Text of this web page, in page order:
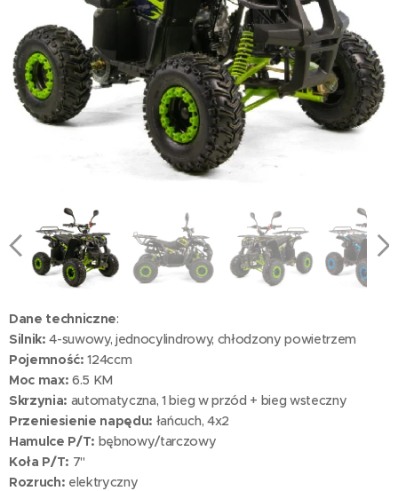
Dane techniczne:
Silnik:4-suwowy, jednocylindrowy, chłodzony powietrzem
Pojemność: 124ccm
Moc max: 6.5 KM
Skrzynia: automatyczna, 1 bieg w przód + bieg wsteczny
Przeniesienie napędu: łańcuch, 4x2
Hamulce P/T: bębnowy/tarczowy
Koła P/T: 7"
Rozruch: elektryczny